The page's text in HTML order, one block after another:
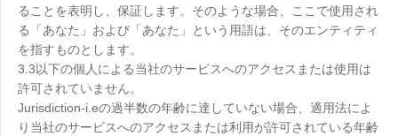
ることを表明し、保証します。そのような場合、ここで使用され
る「あなた」および「あなた」という用語は、そのエンティティ
を指すものとします。
3.3以下の個人による当社のサービスへのアクセスまたは使用は
許可されていません。
Jurisdiction-i.eの過半数の年齢に達していない場合、適用法によ
り当社のサービスへのアクセスまたは利用が許可されている年齢